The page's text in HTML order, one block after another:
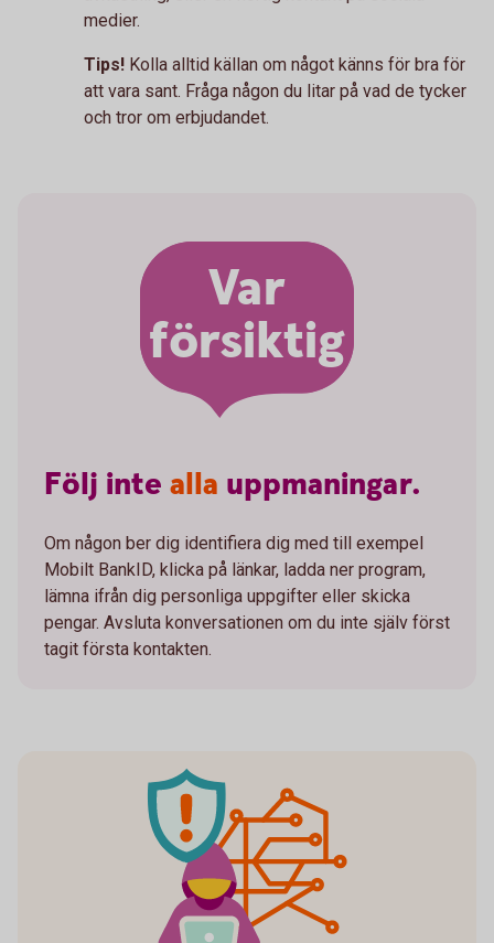
medier.
Tips! Kolla alltid källan om något känns för bra för
att vara sant. Fråga någon du litar på vad de tycker
och tror om erbjudandet.
Var
försiktig
Följ inte alla uppmaningar.
Om någon ber dig identifiera dig med till exempel
Mobilt BankID, klicka på länkar, ladda ner program,
lämna ifrån dig personliga uppgifter eller skicka
pengar. Avsluta konversationen om du inte själv först
tagit första kontakten.